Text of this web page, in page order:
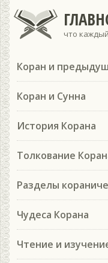
что
Коран и
Коран и Сунна
История Корана
Толкование
Разделы
Чудеса Корана
Чтение и